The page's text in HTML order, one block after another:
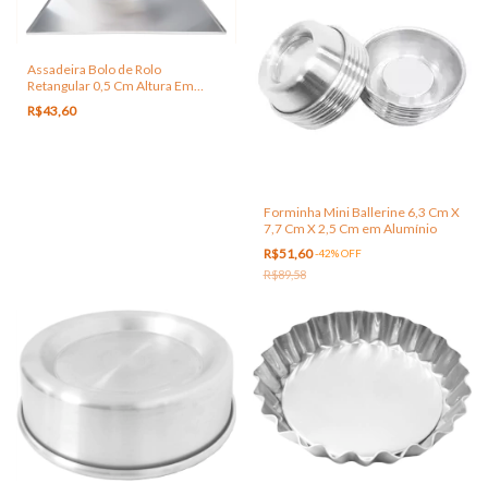
Assadeira Bolo de Rolo
Retangular 0,5 Cm Altura Em
Alumínio
R$43,60
Forminha Mini Ballerine 6,3 Cm X
7,7 Cm X 2,5 Cm em Alumínio
R$51,60-42%OFF
R$89,58